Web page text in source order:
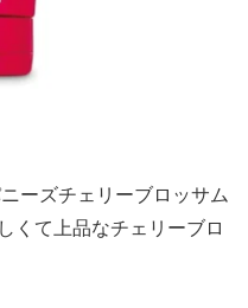
ーズチェリーブロッサム
くて上品なチェリーブロ